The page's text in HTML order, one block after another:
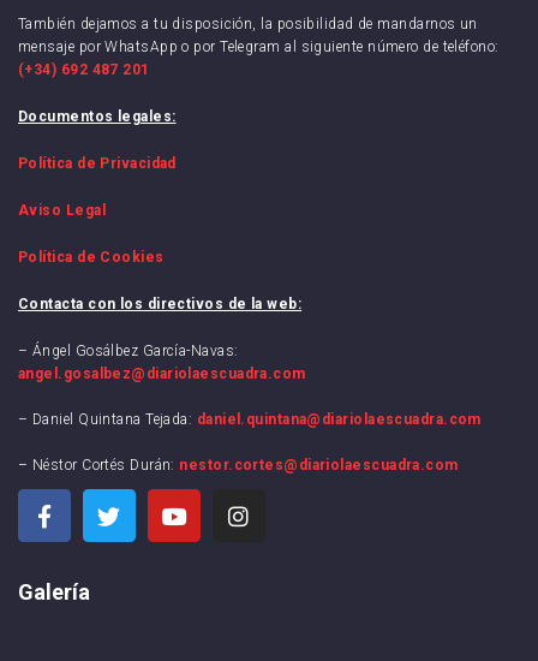
También dejamos a tu disposición, la posibilidad de mandarnos un
mensaje por WhatsApp o por Telegram al siguiente número de teléfono:
(+34) 692 487 201
Documentos legales:
Política de Privacidad
Aviso Legal
Política de Cookies
Contacta con los directivos de la web:
– Ángel Gosálbez García-Navas:
angel.gosalbez@diariolaescuadra.com
– Daniel Quintana Tejada: daniel.quintana@diariolaescuadra.com
– Néstor Cortés Durán: nestor.cortes@diariolaescuadra.com
Galería